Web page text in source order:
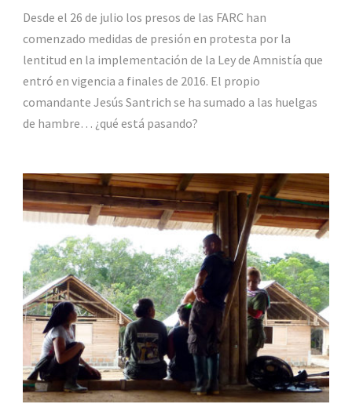
Desde el 26 de julio los presos de las FARC han
comenzado medidas de presión en protesta por la
lentitud en la implementación de la Ley de Amnistía que
entró en vigencia a finales de 2016. El propio
comandante Jesús Santrich se ha sumado a las huelgas
de hambre… ¿qué está pasando?